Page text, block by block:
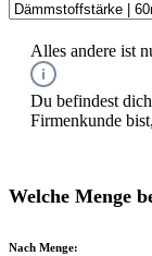
Alles andere ist
Du befindest
Firmenkunde
Welche Menge
Nach Menge: